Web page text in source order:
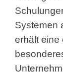
Systemen
erhält eine